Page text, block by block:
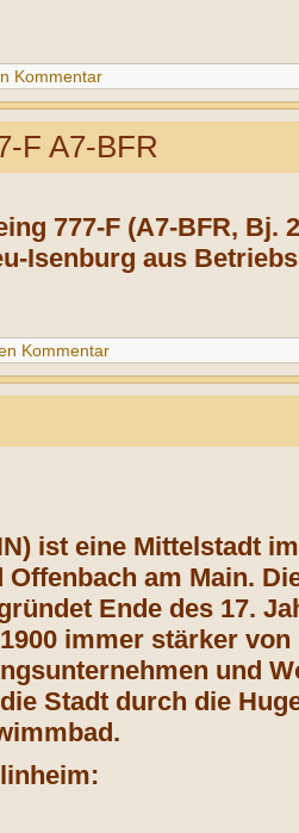
Kommentar
F A7-BFR
777-F (A7-BFR,
Isenburg aus
Kommentar
ist eine Mittelstadt
am Main.
Ende des 17.
immer stärker
und
Stadt durch die